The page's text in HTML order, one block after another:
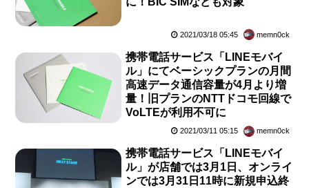
2021/03/18 05:45 memn0ck
携帯電話サービス「LINEモバイ
ル」にてベーシックプランの月間
高速データ通信容量が4月より増
量！旧プランのNTTドコモ回線で
VoLTEが利用不可に
2021/03/11 05:15 memn0ck
携帯電話サービス「LINEモバイ
ル」が店舗では3月1日、オンライ
ンでは3月31日11時に新規申込終